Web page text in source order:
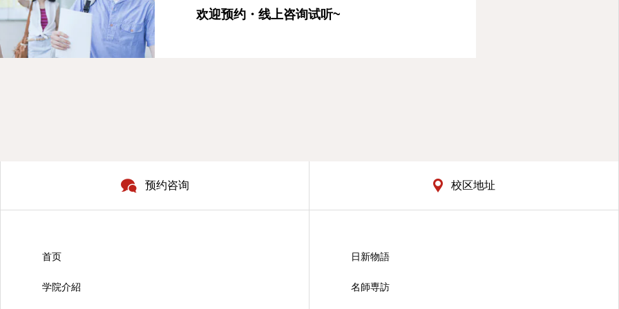
欢迎预约・线上咨询试听~
预约咨询 校区地址
首页
学院介紹
日新物語
名師専訪